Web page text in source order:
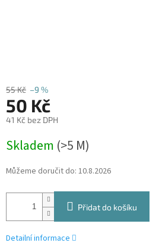
55 Kč –9 %
50 Kč
41 Kč bez DPH
cena:
Skladem (>5 M)
Můžeme doručit do: 10.8.2026
Přidat do košíku
Detailní informace